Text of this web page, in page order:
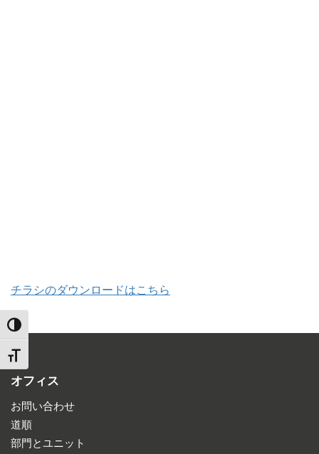
TOGGLE HIGH CONTRAST
TOGGLE FONT SIZE
チラシのダウンロードはこちら
オフィス
お問い合わせ
道順
部門とユニット